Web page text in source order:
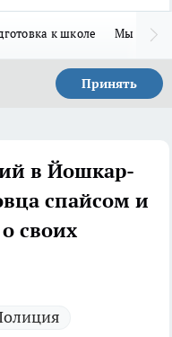
к школе Мы в MAX
Принять
в Йошкар-
спайсом и
своих